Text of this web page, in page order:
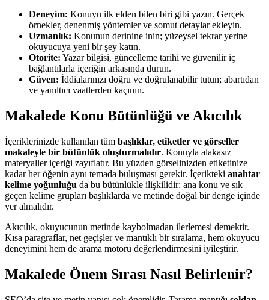
Deneyim: Konuyu ilk elden bilen biri gibi yazın. Gerçek
örnekler, denenmiş yöntemler ve somut detaylar ekleyin.
Uzmanlık: Konunun derinine inin; yüzeysel tekrar yerine
okuyucuya yeni bir şey katın.
Otorite: Yazar bilgisi, güncelleme tarihi ve güvenilir iç
bağlantılarla içeriğin arkasında durun.
Güven: İddialarınızı doğru ve doğrulanabilir tutun; abartıdan
ve yanıltıcı vaatlerden kaçının.
Makalede Konu Bütünlüğü ve Akıcılık
İçeriklerinizde kullanılan tüm başlıklar, etiketler ve görseller
makaleyle bir bütünlük oluşturmalıdır. Konuyla alakasız
materyaller içeriği zayıflatır. Bu yüzden görselinizden etiketinize
kadar her öğenin aynı temada buluşması gerekir. İçerikteki anahtar
kelime yoğunluğu da bu bütünlükle ilişkilidir: ana konu ve sık
geçen kelime grupları başlıklarda ve metinde doğal bir denge içinde
yer almalıdır.
Akıcılık, okuyucunun metinde kaybolmadan ilerlemesi demektir.
Kısa paragraflar, net geçişler ve mantıklı bir sıralama, hem okuyucu
deneyimini hem de arama motoru değerlendirmesini iyileştirir.
Makalede Önem Sırası Nasıl Belirlenir?